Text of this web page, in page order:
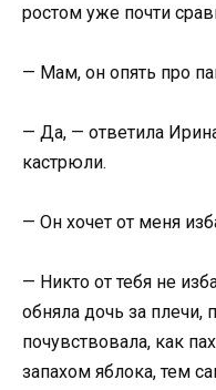
ростом уже почти
— Мам, он опять про
— Да, — ответила
кастрюли.
— Он хочет от меня
— Никто от тебя не
обняла дочь за плечи,
почувствовала, как
запахом яблока, тем